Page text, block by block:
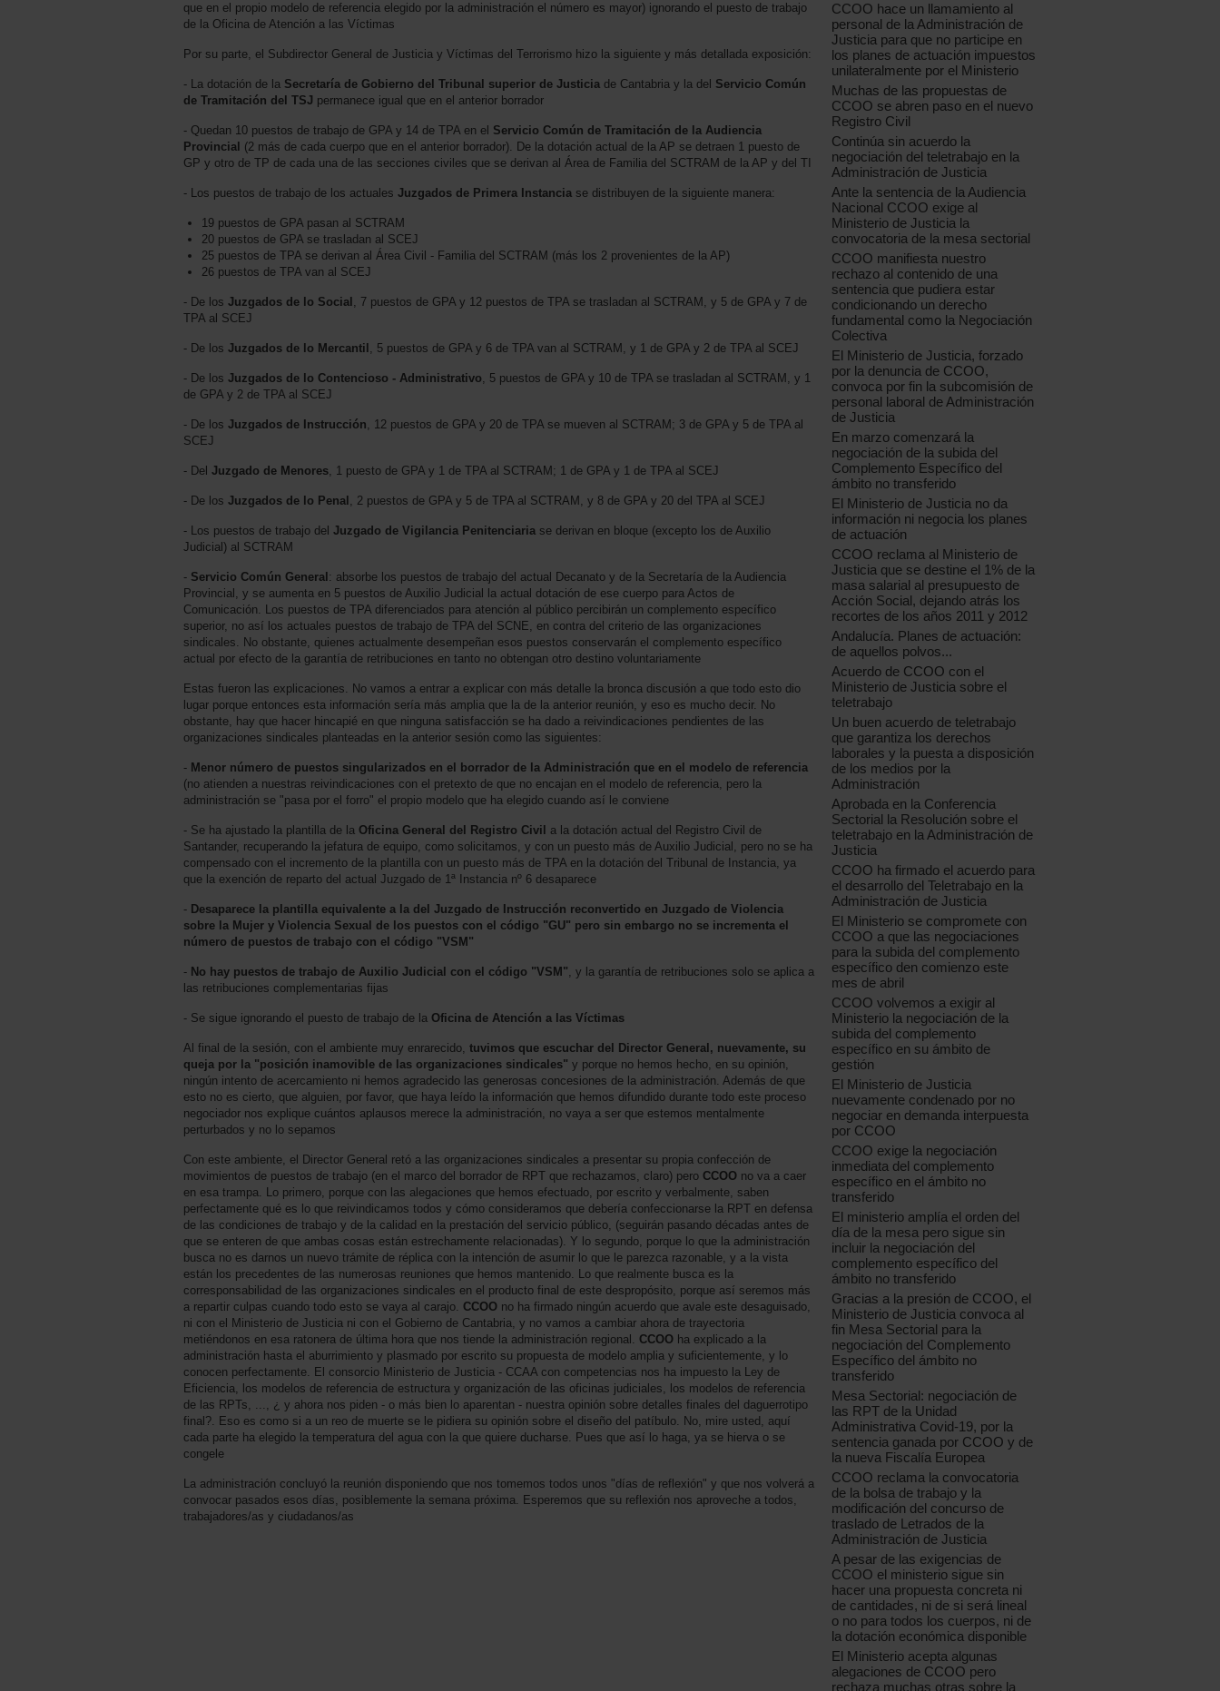
que en el propio modelo de referencia elegido por la administración el número es mayor) ignorando el puesto de trabajo
de la Oficina de Atención a las Víctimas
Por su parte, el Subdirector General de Justicia y Víctimas del Terrorismo hizo la siguiente y más detallada exposición:
- La dotación de la Secretaría de Gobierno del Tribunal superior de Justicia de Cantabria y la del Servicio Común
de Tramitación del TSJ permanece igual que en el anterior borrador
- Quedan 10 puestos de trabajo de GPA y 14 de TPA en el Servicio Común de Tramitación de la Audiencia
Provincial (2 más de cada cuerpo que en el anterior borrador). De la dotación actual de la AP se detraen 1 puesto de
GP y otro de TP de cada una de las secciones civiles que se derivan al Área de Familia del SCTRAM de la AP y del TI
- Los puestos de trabajo de los actuales Juzgados de Primera Instancia se distribuyen de la siguiente manera:
19 puestos de GPA pasan al SCTRAM
20 puestos de GPA se trasladan al SCEJ
25 puestos de TPA se derivan al Área Civil - Familia del SCTRAM (más los 2 provenientes de la AP)
26 puestos de TPA van al SCEJ
- De los Juzgados de lo Social , 7 puestos de GPA y 12 puestos de TPA se trasladan al SCTRAM, y 5 de GPA y 7 de
TPA al SCEJ
- De los Juzgados de lo Mercantil , 5 puestos de GPA y 6 de TPA van al SCTRAM, y 1 de GPA y 2 de TPA al SCEJ
- De los Juzgados de lo Contencioso - Administrativo, 5 puestos de GPA y 10 de TPA se trasladan al SCTRAM, y 1
de GPA y 2 de TPA al SCEJ
- De los Juzgados de Instrucción, 12 puestos de GPA y 20 de TPA se mueven al SCTRAM; 3 de GPA y 5 de TPA al
SCEJ
- Del Juzgado de Menores, 1 puesto de GPA y 1 de TPA al SCTRAM; 1 de GPA y 1 de TPA al SCEJ
- De los Juzgados de lo Penal , 2 puestos de GPA y 5 de TPA al SCTRAM, y 8 de GPA y 20 del TPA al SCEJ
- Los puestos de trabajo del Juzgado de Vigilancia Penitenciaria se derivan en bloque (excepto los de Auxilio
Judicial) al SCTRAM
- Servicio Común General : absorbe los puestos de trabajo del actual Decanato y de la Secretaría de la Audiencia
Provincial, y se aumenta en 5 puestos de Auxilio Judicial la actual dotación de ese cuerpo para Actos de
Comunicación. Los puestos de TPA diferenciados para atención al público percibirán un complemento específico
superior, no así los actuales puestos de trabajo de TPA del SCNE, en contra del criterio de las organizaciones
sindicales. No obstante, quienes actualmente desempeñan esos puestos conservarán el complemento específico
actual por efecto de la garantía de retribuciones en tanto no obtengan otro destino voluntariamente
Estas fueron las explicaciones. No vamos a entrar a explicar con más detalle la bronca discusión a que todo esto dio
lugar porque entonces esta información sería más amplia que la de la anterior reunión, y eso es mucho decir. No
obstante, hay que hacer hincapié en que ninguna satisfacción se ha dado a reivindicaciones pendientes de las
organizaciones sindicales planteadas en la anterior sesión como las siguientes:
- Menor número de puestos singularizados en el borrador de la Administración que en el modelo de referencia
(no atienden a nuestras reivindicaciones con el pretexto de que no encajan en el modelo de referencia, pero la
administración se "pasa por el forro" el propio modelo que ha elegido cuando así le conviene
- Se ha ajustado la plantilla de la Oficina General del Registro Civil
a la dotación actual del Registro Civil de
Santander, recuperando la jefatura de equipo, como solicitamos, y con un puesto más de Auxilio Judicial, pero no se ha
compensado con el incremento de la plantilla con un puesto más de TPA en la dotación del Tribunal de Instancia, ya
que la exención de reparto del actual Juzgado de 1ª Instancia nº 6 desaparece
- Desaparece la plantilla equivalente a la del Juzgado de Instrucción reconvertido en Juzgado de Violencia
sobre la Mujer y Violencia Sexual de los puestos con el código "GU" pero sin embargo no se incrementa el
número de puestos de trabajo con el código "VSM"
- No hay puestos de trabajo de Auxilio Judicial con el código "VSM", y la garantía de retribuciones solo se aplica a
las retribuciones complementarias fijas
- Se sigue ignorando el puesto de trabajo de la Oficina de Atención a las Víctimas
Al final de la sesión, con el ambiente muy enrarecido, tuvimos que escuchar del Director General, nuevamente, su
queja por la "posición inamovible de las organizaciones sindicales" y porque no hemos hecho, en su opinión,
ningún intento de acercamiento ni hemos agradecido las generosas concesiones de la administración. Además de que
esto no es cierto, que alguien, por favor, que haya leído la información que hemos difundido durante todo este proceso
negociador nos explique cuántos aplausos merece la administración, no vaya a ser que estemos mentalmente
perturbados y no lo sepamos
Con este ambiente, el Director General retó a las organizaciones sindicales a presentar su propia confección de
movimientos de puestos de trabajo (en el marco del borrador de RPT que rechazamos, claro) pero CCOO no va a caer
en esa trampa. Lo primero, porque con las alegaciones que hemos efectuado, por escrito y verbalmente, saben
perfectamente qué es lo que reivindicamos todos y cómo consideramos que debería confeccionarse la RPT en defensa
de las condiciones de trabajo y de la calidad en la prestación del servicio público, (seguirán pasando décadas antes de
que se enteren de que ambas cosas están estrechamente relacionadas). Y lo segundo, porque lo que la administración
busca no es darnos un nuevo trámite de réplica con la intención de asumir lo que le parezca razonable, y a la vista
están los precedentes de las numerosas reuniones que hemos mantenido. Lo que realmente busca es la
corresponsabilidad de las organizaciones sindicales en el producto final de este despropósito, porque así seremos más
a repartir culpas cuando todo esto se vaya al carajo. CCOO no ha firmado ningún acuerdo que avale este desaguisado,
ni con el Ministerio de Justicia ni con el Gobierno de Cantabria, y no vamos a cambiar ahora de trayectoria
metiéndonos en esa ratonera de última hora que nos tiende la administración regional. CCOO ha explicado a la
administración hasta el aburrimiento y plasmado por escrito su propuesta de modelo amplia y suficientemente, y lo
conocen perfectamente. El consorcio Ministerio de Justicia - CCAA con competencias nos ha impuesto la Ley de
Eficiencia, los modelos de referencia de estructura y organización de las oficinas judiciales, los modelos de referencia
de las RPTs, ..., ¿ y ahora nos piden - o más bien lo aparentan - nuestra opinión sobre detalles finales del daguerrotipo
final?. Eso es como si a un reo de muerte se le pidiera su opinión sobre el diseño del patíbulo. No, mire usted, aquí
cada parte ha elegido la temperatura del agua con la que quiere ducharse. Pues que así lo haga, ya se hierva o se
congele
La administración concluyó la reunión disponiendo que nos tomemos todos unos "días de reflexión" y que nos volverá a
convocar pasados esos días, posiblemente la semana próxima. Esperemos que su reflexión nos aproveche a todos,
trabajadores/as y ciudadanos/as
CCOO hace un llamamiento al
personal de la Administración de
Justicia para que no participe en
los planes de actuación impuestos
unilateralmente por el Ministerio
Muchas de las propuestas de
CCOO se abren paso en el nuevo
Registro Civil
Continúa sin acuerdo la
negociación del teletrabajo en la
Administración de Justicia
Ante la sentencia de la Audiencia
Nacional CCOO exige al
Ministerio de Justicia la
convocatoria de la mesa sectorial
CCOO manifiesta nuestro
rechazo al contenido de una
sentencia que pudiera estar
condicionando un derecho
fundamental como la Negociación
Colectiva
El Ministerio de Justicia, forzado
por la denuncia de CCOO,
convoca por fin la subcomisión de
personal laboral de Administración
de Justicia
En marzo comenzará la
negociación de la subida del
Complemento Específico del
ámbito no transferido
El Ministerio de Justicia no da
información ni negocia los planes
de actuación
CCOO reclama al Ministerio de
Justicia que se destine el 1% de la
masa salarial al presupuesto de
Acción Social, dejando atrás los
recortes de los años 2011 y 2012
Andalucía. Planes de actuación:
de aquellos polvos...
Acuerdo de CCOO con el
Ministerio de Justicia sobre el
teletrabajo
Un buen acuerdo de teletrabajo
que garantiza los derechos
laborales y la puesta a disposición
de los medios por la
Administración
Aprobada en la Conferencia
Sectorial la Resolución sobre el
teletrabajo en la Administración de
Justicia
CCOO ha firmado el acuerdo para
el desarrollo del Teletrabajo en la
Administración de Justicia
El Ministerio se compromete con
CCOO a que las negociaciones
para la subida del complemento
específico den comienzo este
mes de abril
CCOO volvemos a exigir al
Ministerio la negociación de la
subida del complemento
específico en su ámbito de
gestión
El Ministerio de Justicia
nuevamente condenado por no
negociar en demanda interpuesta
por CCOO
CCOO exige la negociación
inmediata del complemento
específico en el ámbito no
transferido
El ministerio amplía el orden del
día de la mesa pero sigue sin
incluir la negociación del
complemento específico del
ámbito no transferido
Gracias a la presión de CCOO, el
Ministerio de Justicia convoca al
fin Mesa Sectorial para la
negociación del Complemento
Específico del ámbito no
transferido
Mesa Sectorial: negociación de
las RPT de la Unidad
Administrativa Covid-19, por la
sentencia ganada por CCOO y de
la nueva Fiscalía Europea
CCOO reclama la convocatoria
de la bolsa de trabajo y la
modificación del concurso de
traslado de Letrados de la
Administración de Justicia
A pesar de las exigencias de
CCOO el ministerio sigue sin
hacer una propuesta concreta ni
de cantidades, ni de si será lineal
o no para todos los cuerpos, ni de
la dotación económica disponible
El Ministerio acepta algunas
alegaciones de CCOO pero
rechaza muchas otras sobre la